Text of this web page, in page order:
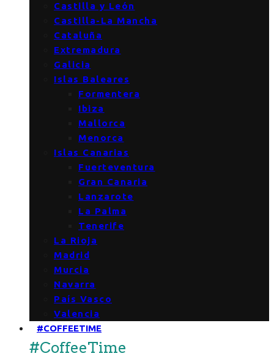
Castilla y León
Castilla-La Mancha
Cataluña
Extremadura
Galicia
Islas Baleares
Formentera
Ibiza
Mallorca
Menorca
Islas Canarias
Fuerteventura
Gran Canaria
Lanzarote
La Palma
Tenerife
La Rioja
Madrid
Murcia
Navarra
País Vasco
Valencia
#COFFEETIME
#CoffeeTime